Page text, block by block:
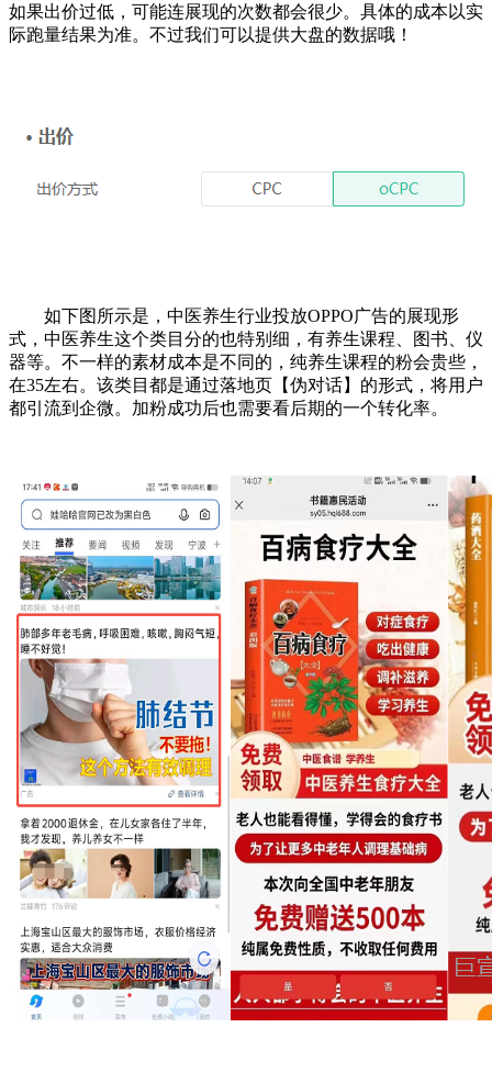
如果出价过低，可能连展现的次数都会很少。具体的成本以实
际跑量结果为准。不过我们可以提供大盘的数据哦！
如下图所示是，中医养生行业投放OPPO广告的展现形
式，中医养生这个类目分的也特别细，有养生课程、图书、仪
器等。不一样的素材成本是不同的，纯养生课程的粉会贵些，
在35左右。该类目都是通过落地页【伪对话】的形式，将用户
都引流到企微。加粉成功后也需要看后期的一个转化率。